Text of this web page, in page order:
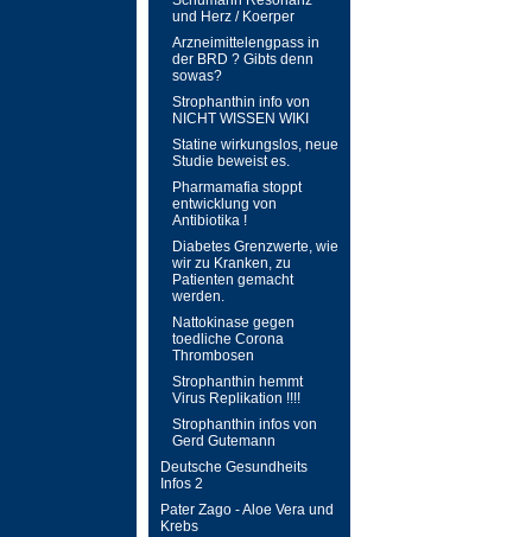
und Herz / Koerper
Arzneimittelengpass in
der BRD ? Gibts denn
sowas?
Strophanthin info von
NICHT WISSEN WIKI
Statine wirkungslos, neue
Studie beweist es.
Pharmamafia stoppt
entwicklung von
Antibiotika !
Diabetes Grenzwerte, wie
wir zu Kranken, zu
Patienten gemacht
werden.
Nattokinase gegen
toedliche Corona
Thrombosen
Strophanthin hemmt
Virus Replikation !!!!
Strophanthin infos von
Gerd Gutemann
Deutsche Gesundheits
Infos 2
Pater Zago - Aloe Vera und
Krebs